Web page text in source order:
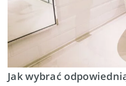
Jak wybrać